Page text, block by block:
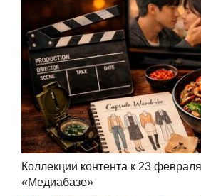
Коллекции контента к 23
«Медиабазе»